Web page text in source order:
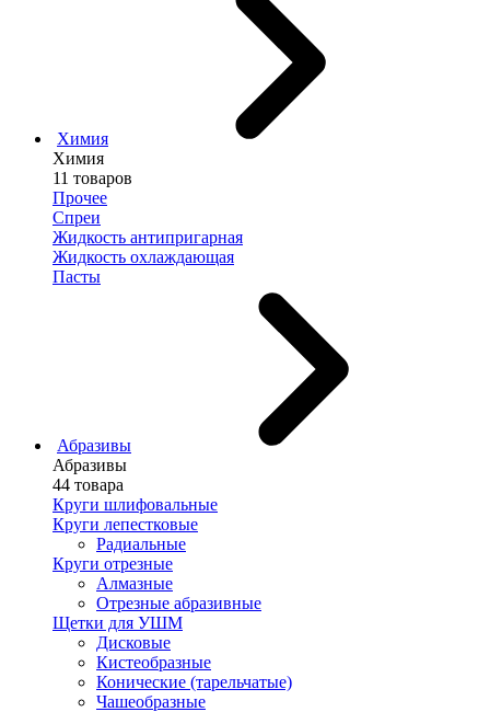
Химия
Химия
11 товаров
Прочее
Спреи
Жидкость антипригарная
Жидкость охлаждающая
Пасты
Абразивы
Абразивы
44 товара
Круги шлифовальные
Круги лепестковые
Радиальные
Круги отрезные
Алмазные
Отрезные абразивные
Щетки для УШМ
Дисковые
Кистеобразные
Конические (тарельчатые)
Чашеобразные